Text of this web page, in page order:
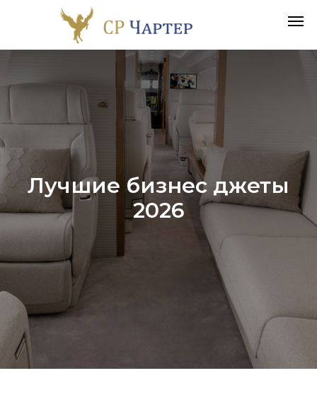
Лучшие бизнес джеты
2026